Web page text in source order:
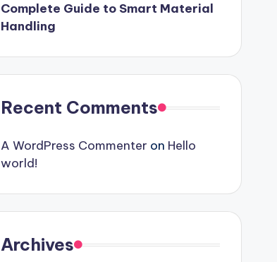
Complete Guide to Smart Material
Handling
Recent Comments
A WordPress Commenter on Hello
world!
Archives